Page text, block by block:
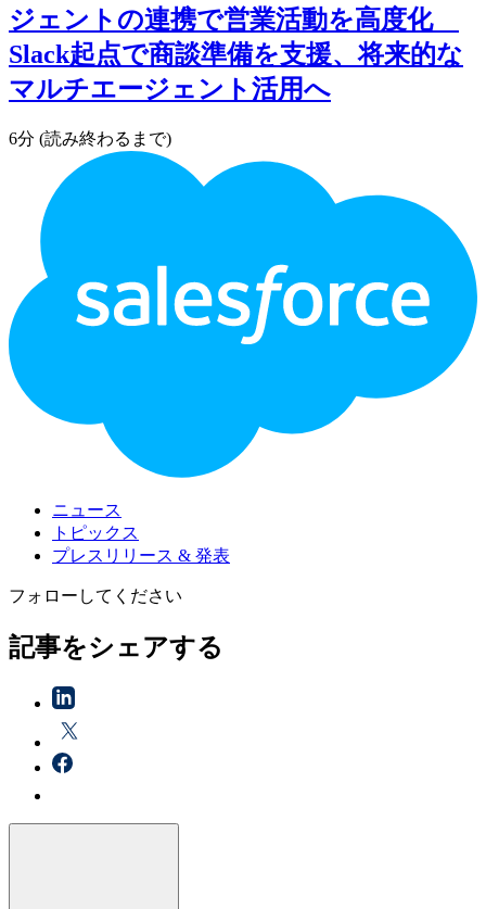
ジェントの連携で営業活動を高度化
Slack起点で商談準備を支援、将来的な
マルチエージェント活用へ
6分 (読み終わるまで)
ー・
ニュース
トピックス
プレスリリース & 発表
フォローしてください
記事をシェアする